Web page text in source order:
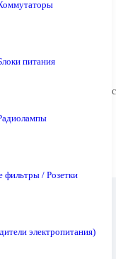
питания
фильтры / Розетки
электропитания)
NEF21
Конструкция